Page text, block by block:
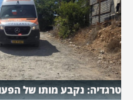
טרגדיה: נקבע מותו של